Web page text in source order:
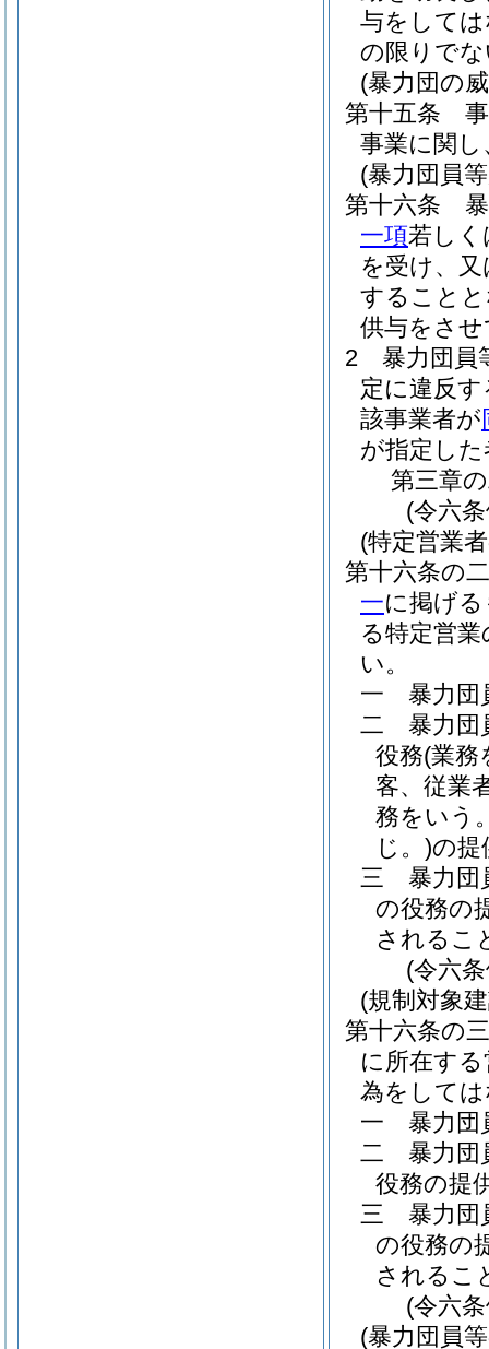
与をして
の限りで
(暴力団の
第十五条
事業に関
(暴力団員
第十六条
一項若しく
を受け、
すること
供与をさ
2
暴力団員
定に違反
該事業者が
が指定し
第三章
(令六
(特定営業
第十六条の二
一に掲げ
る特定営
い。
一
暴力団
二
暴力団
役務(業務
客、従業
務をいう
じ。)の提
三
暴力団
の役務の
されるこ
(令六
(規制対象
第十六条の三
に所在す
為をして
一
暴力団
二
暴力団
役務の提
三
暴力団
の役務の
されるこ
(令六
(暴力団員